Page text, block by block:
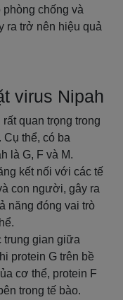
chống và
ra trở nên hiệu quả
virus Nipah
quan trọng trong
thể, có ba
là G, F và M.
kết nối với các tế
con người, gây ra
năng đóng vai trò
trung gian giữa
protein G trên bề
cơ thể, protein F
trong tế bào.